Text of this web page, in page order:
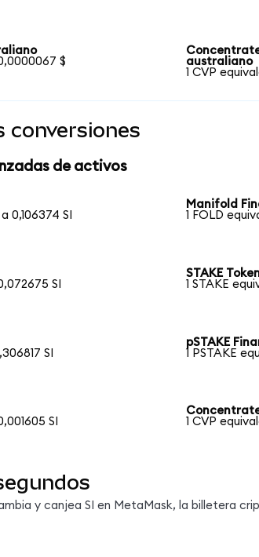
$
australiano
1 CVP
conversiones
de activos
0,106374 SI
Manifold
1 FOLD
SI
STAKE
1 STAKE
SI
pSTAKE
1 PSTAKE
SI
1 CVP
y canjea SI en MetaMask, la billetera